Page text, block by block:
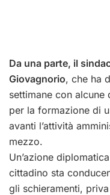
Da una parte, il
Giovagnorio, che ha
settimane con
per la formazione di
avanti l’attività
mezzo.
Un’azione
cittadino sta
gli schieramenti,